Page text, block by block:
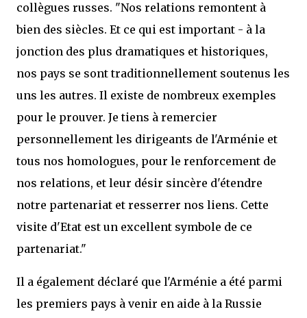
collègues russes. "Nos relations remontent à
bien des siècles. Et ce qui est important - à la
jonction des plus dramatiques et historiques,
nos pays se sont traditionnellement soutenus les
uns les autres. Il existe de nombreux exemples
pour le prouver. Je tiens à remercier
personnellement les dirigeants de l'Arménie et
tous nos homologues, pour le renforcement de
nos relations, et leur désir sincère d'étendre
notre partenariat et resserrer nos liens. Cette
visite d'Etat est un excellent symbole de ce
partenariat."
Il a également déclaré que l'Arménie a été parmi
les premiers pays à venir en aide à la Russie